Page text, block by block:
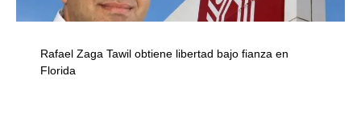
Rafael Zaga Tawil obtiene libertad bajo fianza en
Florida